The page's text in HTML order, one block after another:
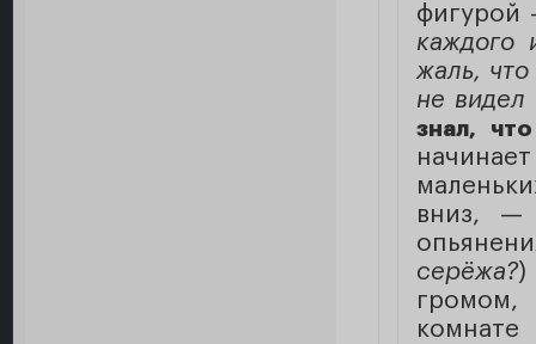
фигурой
каждого
жаль,
не видел
знал,
вниз, —
серёжа?)
громом,